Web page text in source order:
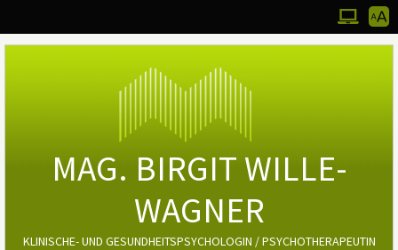
Zum
MAG. BIRGIT WILLE-
WAGNER
KLINISCHE- UND GESUNDHEITSPSYCHOLOGIN / PSYCHOTHERAPEUTIN